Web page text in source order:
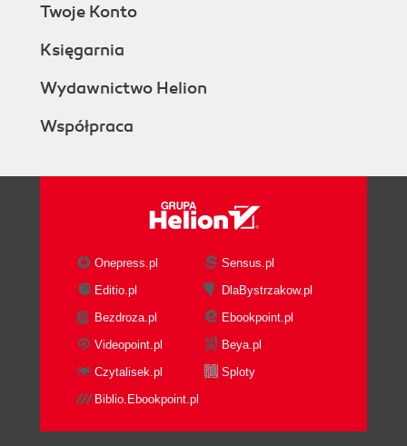
Twoje Konto
Księgarnia
Wydawnictwo Helion
Współpraca
Onepress.pl
Sensus.pl
Editio.pl
DlaBystrzakow.pl
Bezdroza.pl
Ebookpoint.pl
Videopoint.pl
Beya.pl
Czytalisek.pl
Sploty
Biblio.Ebookpoint.pl